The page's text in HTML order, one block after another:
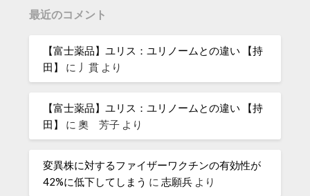
最近のコメント
【富士薬品】ユリス：ユリノームとの違い 【持
田】
に 丿貫 より
【富士薬品】ユリス：ユリノームとの違い 【持
田】
に奧 芳子 より
変異株に対するファイザーワクチンの有効性が
42%に低下してしまう に志願兵 より